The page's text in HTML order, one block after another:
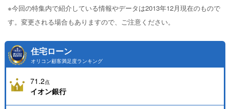
※今回の特集内で紹介している情報やデータは2013年12月現在のもので
す。変更される場合もありますので、ご注意ください。
住宅ローン
オリコン顧客満足度ランキング
71.2点
イオン銀行